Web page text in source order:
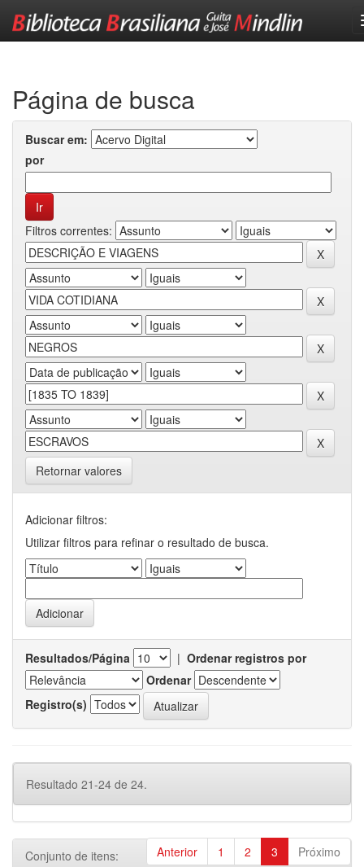
Página de busca
Buscar em:
por
Filtros correntes:
Retornar valores
Adicionar filtros:
Utilizar filtros para refinar o resultado de busca.
Resultados/Página | Ordenar registros por
Ordenar
Registro(s)
Resultado 21-24 de 24.
Anterior 1 2 3 Próximo
Conjunto de itens: